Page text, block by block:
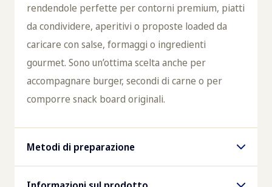
rendendole perfette per contorni premium, piatti
da condividere, aperitivi o proposte loaded da
caricare con salse, formaggi o ingredienti
gourmet. Sono un’ottima scelta anche per
accompagnare burger, secondi di carne o per
comporre snack board originali.
Metodi di preparazione